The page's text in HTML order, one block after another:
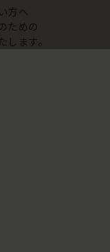
方へ
ための
ます。